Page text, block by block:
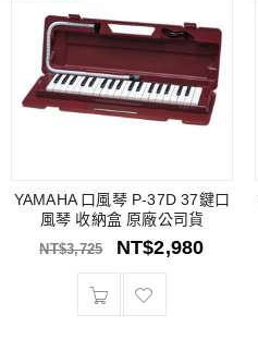
YAMAHA 口風琴 P-37D 37鍵口
風琴 收納盒 原廠公司貨
NT$3,725 NT$2,980